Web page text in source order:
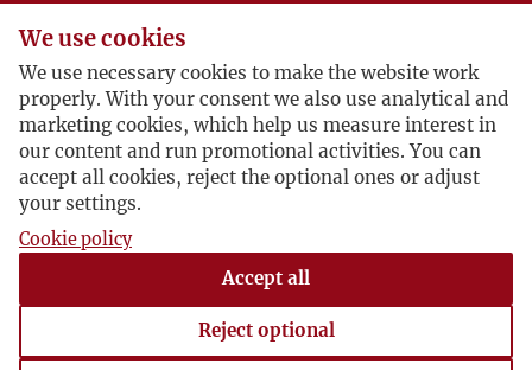
Gombrowicz dostał małe stypendium z Radia
Wolna Europa i wysyłał im – z pedanterii, a może i
dla zabawy – swoje audycje. Giedroyc informuje o
odnalezionych tekstach pogadanek Gombrowicza,
które zaczyna drukować w „Kulturze”.
Gombrowicz, Wolna Europa i prawda o stypendium.
1976-12-24 , Zdzisław Bau
Bau opisuje spotkanie Wagnera, (który „nałgał”
Giedroyciowi) z Gombrowiczem, bo działo się to w
We use cookies
We use necessary cookies to make the website work
properly. With your consent we also use analytical and
marketing cookies, which help us measure interest in
our content and run promotional activities. You can
accept all cookies, reject the optional ones or adjust
your settings.
Cookie policy
Accept all
Reject optional